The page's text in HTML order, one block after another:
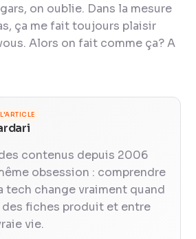
on oublie. Dans la mesure
ça me fait toujours plaisir
Alors on fait comme ça? A
contenus depuis 2006
obsession : comprendre
tech change vraiment quand
fiches produit et entre
vie.